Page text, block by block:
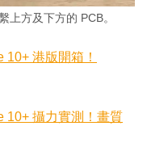
上方及下方的 PCB。
港版開箱！
10+ 攝力實測！畫質